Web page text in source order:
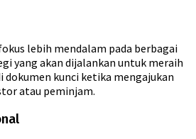
lebih mendalam pada berbagai
yang akan dijalankan untuk meraih
dokumen kunci ketika mengajukan
atau peminjam.